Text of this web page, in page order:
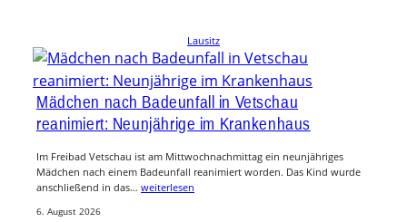
Lausitz
Mädchen nach Badeunfall in Vetschau
reanimiert: Neunjährige im Krankenhaus
Im Freibad Vetschau ist am Mittwochnachmittag ein neunjähriges
Mädchen nach einem Badeunfall reanimiert worden. Das Kind wurde
anschließend in das… weiterlesen
6. August 2026